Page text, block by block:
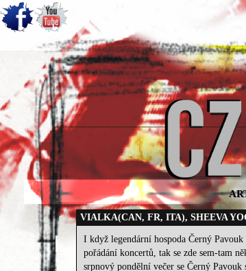
VIALKA(CAN, FR, ITA), SHEEVA
I když legendární hospoda Černý
pořádání koncertů, tak se zde sem-tam
srpnový pondělní večer se Černý